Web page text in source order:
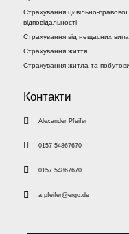
Страхування цивільно-правової
відповідальності
Страхування від нещасних
Страхування життя
Страхування житла та
Контакти
Alexander Pfeifer
0157 54867670
0157 54867670
a.pfeifer@ergo.de